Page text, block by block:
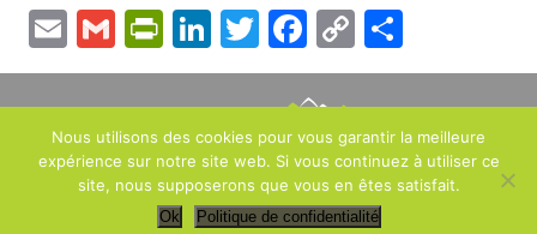
EmailGmailPrintFriendly
LinkedIn
Twitter
Facebook
Copy
Link
2, avenue des Ternes – 75017 PARIS – France -Mentions légales-
Politique de confidentialité
- Tous droits réservés -
Fiatte.com
Nous utilisons des cookies pour vous garantir la meilleure
expérience sur notre site web. Si vous continuez à utiliser ce
site, nous supposerons que vous en êtes satisfait.
Ok Politique de confidentialité